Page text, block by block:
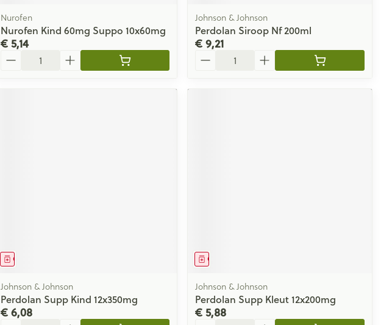
Nurofen
Nurofen Kind 60mg Suppo 10x60mg
€ 5,14
Johnson & Johnson
Perdolan Siroop Nf 200ml
€ 9,21
Geneesmiddel
Johnson & Johnson
Perdolan Supp Kind 12x350mg
€ 6,08
Geneesmiddel
Johnson & Johnson
Perdolan Supp Kleut 12x200mg
€ 5,88